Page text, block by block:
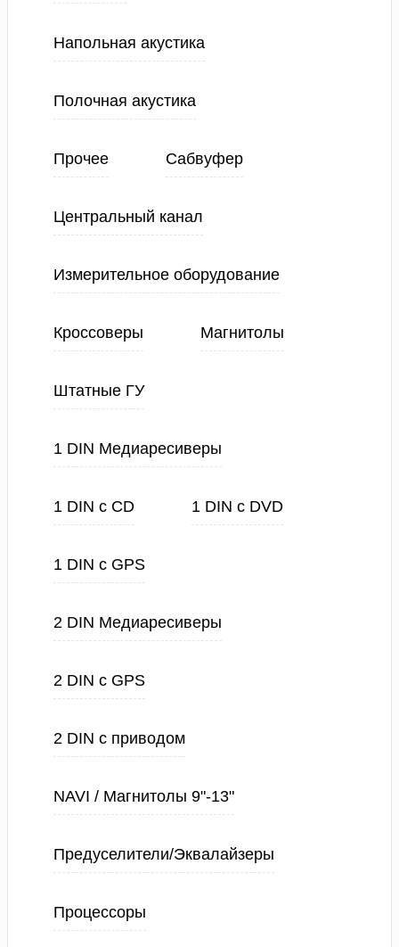
Напольная акустика
Полочная акустика
Прочее Сабвуфер
Центральный канал
Измерительное оборудование
Кроссоверы Магнитолы
Штатные ГУ
1 DIN Медиаресиверы
1 DIN с CD 1 DIN с DVD
1 DIN с GPS
2 DIN Медиаресиверы
2 DIN с GPS
2 DIN с приводом
NAVI / Магнитолы 9"-13"
Предуселители/Эквалайзеры
Процессоры